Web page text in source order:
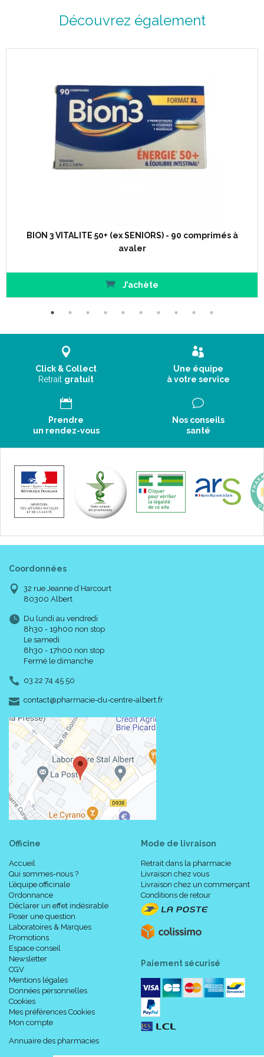
Découvrez également
BION 3 VITALITE 50+ (ex SENIORS) - 90 comprimés à
avaler
J’achète
Click & Collect
Retrait gratuit
Une équipe
à votre service
Prendre
un rendez-vous
Nos conseils
santé
Coordonnées
32 rue Jeanne d’Harcourt
80300 Albert
Du lundi au vendredi
8h30 - 19h00 non stop
Le samedi
8h30 - 17h00 non stop
Fermé le dimanche
03 22 74 45 50
contact-
@-
pharmacie-du-centre-albert.fr
Officine
Accueil
Qui sommes-nous ?
L’équipe officinale
Ordonnance
Déclarer un effet indésirable
Poser une question
Laboratoires & Marques
Promotions
Espace conseil
Newsletter
CGV
Mentions légales
Données personnelles
Cookies
Mes préférences Cookies
Mon compte
Annuaire des pharmacies
Mode de livraison
Retrait dans la pharmacie
Livraison chez vous
Livraison chez un commerçant
Conditions de retour
Paiement sécurisé